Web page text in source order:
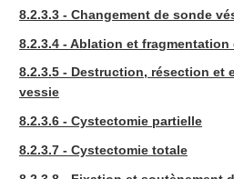
8.2.3.3 - Changement de sonde
8.2.3.4 - Ablation et
8.2.3.5 - Destruction, résection et
vessie
8.2.3.6 - Cystectomie partielle
8.2.3.7 - Cystectomie totale